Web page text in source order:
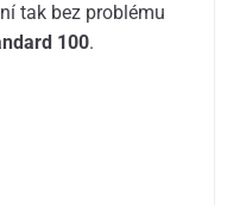
tak bez problému
100.